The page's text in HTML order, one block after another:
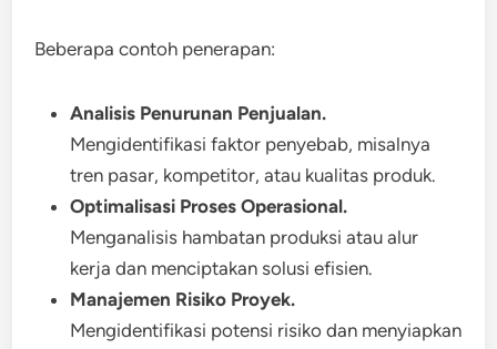
Beberapa contoh penerapan:
Analisis Penurunan Penjualan.
Mengidentifikasi faktor penyebab, misalnya
tren pasar, kompetitor, atau kualitas produk.
Optimalisasi Proses Operasional.
Menganalisis hambatan produksi atau alur
kerja dan menciptakan solusi efisien.
Manajemen Risiko Proyek.
Mengidentifikasi potensi risiko dan menyiapkan